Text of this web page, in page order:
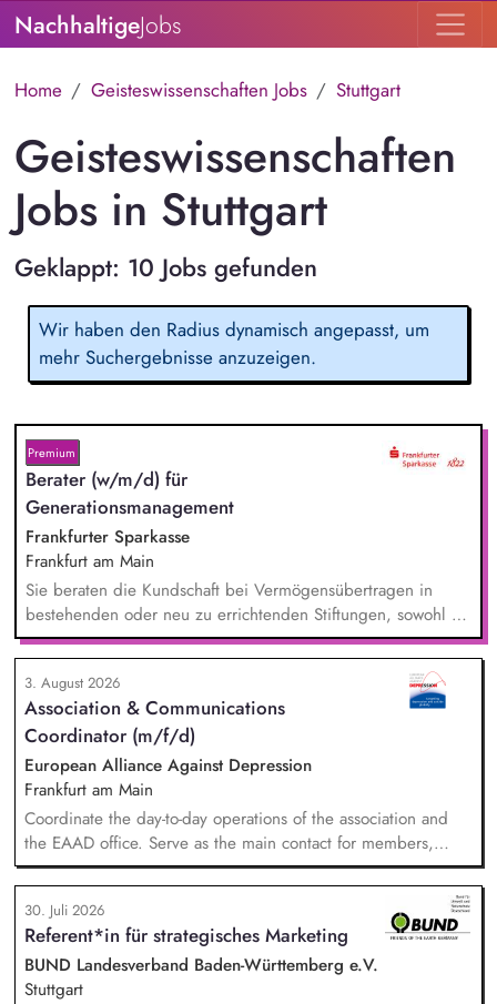
NachhaltigeJobs
Home Geisteswissenschaften Jobs Stuttgart
Geisteswissenschaften
Jobs in Stuttgart
Geklappt: 10 Jobs gefunden
Wir haben den Radius dynamisch angepasst, um
mehr Suchergebnisse anzuzeigen.
Premium
Berater (w/m/d) für
Generationsmanagement
Frankfurter Sparkasse
Frankfurt am Main
Sie beraten die Kundschaft bei Vermögensübertragen in
bestehenden oder neu zu errichtenden Stiftungen, sowohl zu
Lebzeiten als auch im Rahmen der Nachlassplanung. Sie
übernehmen eigenverantwortlich alle relevanten Aufgaben
bei der Testamentsvollstreckung und Nachlassverwaltung. Sie
wirken aktiv an Werbemaßnahmen im Stiftungs- und
Nachlassmanagement mit, auch in kreativer Hinsicht.
3. August 2026
Association & Communications
Coordinator (m/f/d)
European Alliance Against Depression
Frankfurt am Main
Coordinate the day-to-day operations of the association and
the EAAD office. Serve as the main contact for members,
partners and general enquiries. Support the Board of
Directors by organising meetings, preparing documents and
following up on decisions. Coordinate the association's
website, newsletters and social media. Support awareness
campaigns and communication activities. Coordinate and
develop EAAD's fundraising activities.
30. Juli 2026
Referent*in für strategisches Marketing
BUND Landesverband Baden-Württemberg e.V.
Stuttgart